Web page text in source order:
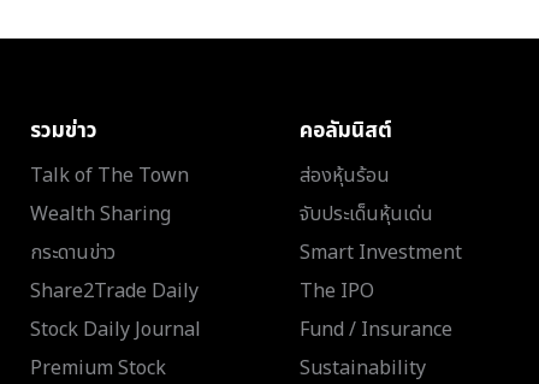
รวมข่าว
Talk of The Town
Wealth Sharing
กระดานข่าว
Share2Trade Daily
Stock Daily Journal
Premium Stock
คอลัมนิสต์
ส่องหุ้นร้อน
จับประเด็นหุ้นเด่น
Smart Investment
The IPO
Fund / Insurance
Sustainability